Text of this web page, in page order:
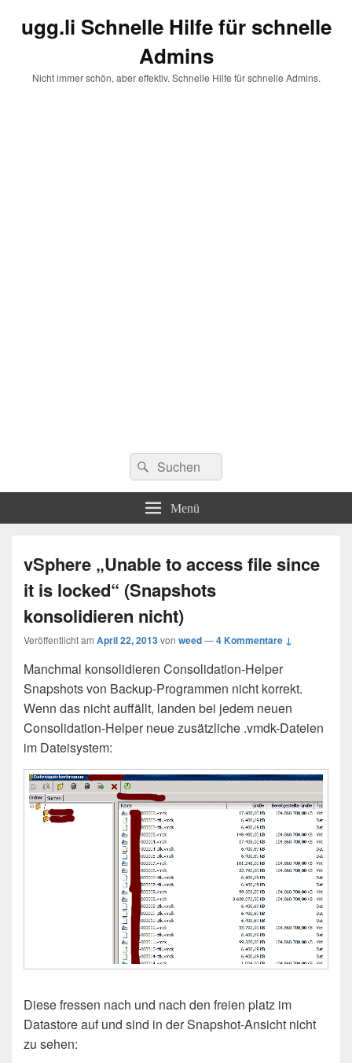
ugg.li Schnelle Hilfe für schnelle
Admins
Nicht immer schön, aber effektiv. Schnelle Hilfe für schnelle Admins.
Suchen
nach:
Suchen
Menü
vSphere „Unable to access file since
it is locked“ (Snapshots
konsolidieren nicht)
Veröffentlicht am April 22, 2013von weed—4 Kommentare ↓
Manchmal konsolidieren Consolidation-Helper
Snapshots von Backup-Programmen nicht korrekt.
Wenn das nicht auffällt, landen bei jedem neuen
Consolidation-Helper neue zusätzliche .vmdk-Dateien
im Dateisystem:
Diese fressen nach und nach den freien platz im
Datastore auf und sind in der Snapshot-Ansicht nicht
zu sehen: